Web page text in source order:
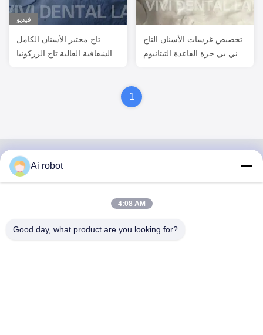
فيديو
تاج مختبر الأسنان الكامل
الشفافية العالية تاج الزركونيا
تخصيص غرسات الأسنان التاج
ني بي حرة القاعدة التيتانيوم
1
VIVI DENTAI
LABORATORY
Ai robot
4:08 AM
Good day, what product are you looking for?